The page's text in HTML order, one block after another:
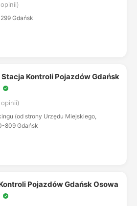
Gdańsk
Kontroli Pojazdów Gdańsk
(od strony Urzędu Miejskiego,
809 Gdańsk
Pojazdów Gdańsk Osowa